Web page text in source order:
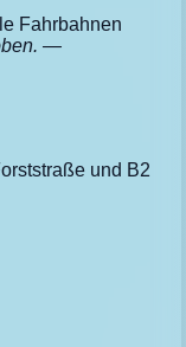
Fahrbahnen
—
und B2